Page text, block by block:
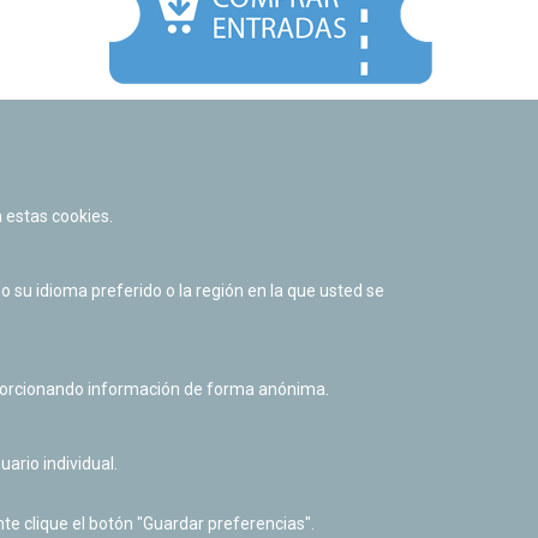
Política de cookies
Derecho de acceso a información pública
cookies.
su idioma preferido o la región en la que usted se
información de forma anónima.
individual.
clique el botón "Guardar preferencias".